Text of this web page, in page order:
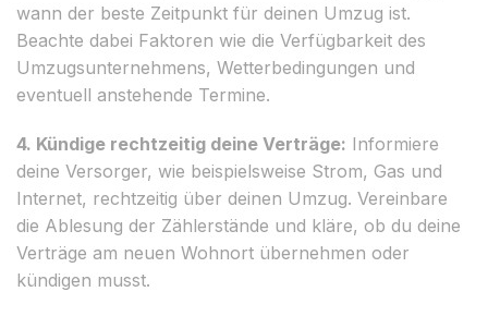
wann der beste Zeitpunkt für deinen Umzug ist.
Beachte dabei Faktoren wie die Verfügbarkeit des
Umzugsunternehmens, Wetterbedingungen und
eventuell anstehende Termine.
4. Kündige rechtzeitig deine Verträge: Informiere
deine Versorger, wie beispielsweise Strom, Gas und
Internet, rechtzeitig über deinen Umzug. Vereinbare
die Ablesung der Zählerstände und kläre, ob du deine
Verträge am neuen Wohnort übernehmen oder
kündigen musst.